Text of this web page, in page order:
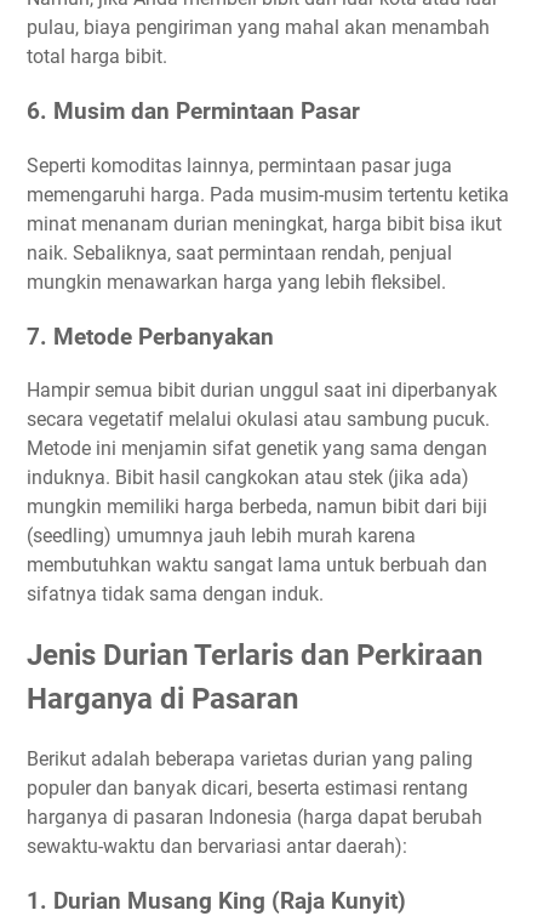
pulau, biaya pengiriman yang mahal akan menambah
total harga bibit.
6. Musim dan Permintaan Pasar
Seperti komoditas lainnya, permintaan pasar juga
memengaruhi harga. Pada musim-musim tertentu ketika
minat menanam durian meningkat, harga bibit bisa ikut
naik. Sebaliknya, saat permintaan rendah, penjual
mungkin menawarkan harga yang lebih fleksibel.
7. Metode Perbanyakan
Hampir semua bibit durian unggul saat ini diperbanyak
secara vegetatif melalui okulasi atau sambung pucuk.
Metode ini menjamin sifat genetik yang sama dengan
induknya. Bibit hasil cangkokan atau stek (jika ada)
mungkin memiliki harga berbeda, namun bibit dari biji
(seedling) umumnya jauh lebih murah karena
membutuhkan waktu sangat lama untuk berbuah dan
sifatnya tidak sama dengan induk.
Jenis Durian Terlaris dan Perkiraan
Harganya di Pasaran
Berikut adalah beberapa varietas durian yang paling
populer dan banyak dicari, beserta estimasi rentang
harganya di pasaran Indonesia (harga dapat berubah
sewaktu-waktu dan bervariasi antar daerah):
1. Durian Musang King (Raja Kunyit)